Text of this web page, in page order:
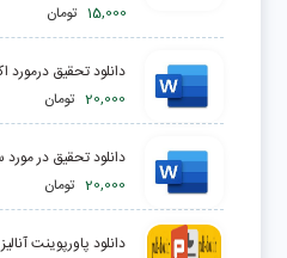
15,000 تومان
دانلود تحقیق درمورد
20,000 تومان
دانلود تحقیق در
20,000 تومان
دانلود پاورپوینت